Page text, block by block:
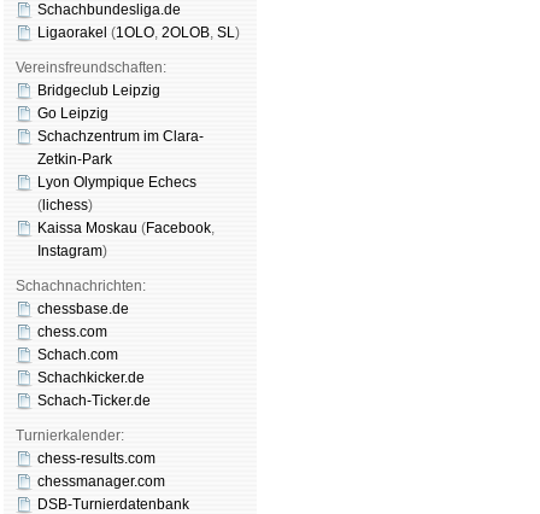
Schachbundesliga.de
Ligaorakel (1OLO, 2OLOB, SL)
Vereinsfreundschaften:
Bridgeclub Leipzig
Go Leipzig
Schachzentrum im Clara-
Zetkin-Park
Lyon Olympique Echecs
( lichess)
Kaissa Moskau (Face­book,
Insta­gram)
Schachnachrichten:
chessbase.de
chess.com
Schach.com
Schachkicker.de
Schach-Ticker.de
Turnierkalender:
chess-results.com
chessmanager.com
DSB-Turnierdatenbank